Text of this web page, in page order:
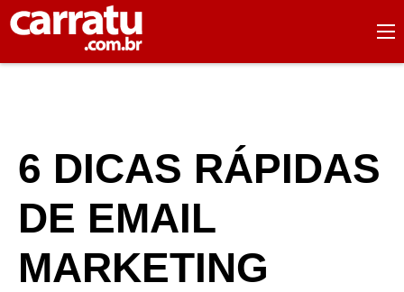
6 DICAS RÁPIDAS
DE EMAIL
MARKETING